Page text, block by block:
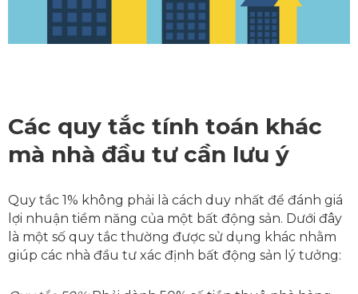
Các quy tắc tính toán khác
mà nhà đầu tư cần lưu ý
Quy tắc 1% không phải là cách duy nhất để đánh giá
lợi nhuận tiềm năng của một bất động sản. Dưới đây
là một số quy tắc thường được sử dụng khác nhằm
giúp các nhà đầu tư xác định bất động sản lý tưởng: